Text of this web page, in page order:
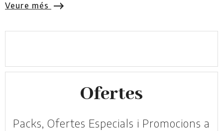
Veure més
Ofertes
Packs, Ofertes Especials i Promocions a